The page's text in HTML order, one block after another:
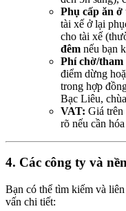
Phụ cấp ăn ở
tài xế ở lại
cho tài xế
đêm nếu bạn
Phí chờ/tham
điểm dừng
trong hợp
Bạc Liêu,
VAT: Giá trên
rõ nếu cần
4. Các công ty và
Bạn có thể tìm kiếm và
vấn chi tiết: